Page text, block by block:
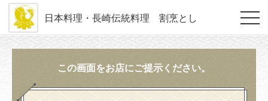
日本料理・長崎伝統料理 割烹とし
この画面をお店にご提示ください。